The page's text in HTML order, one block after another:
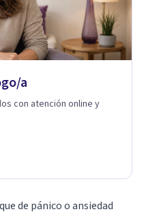
a
con atención online y
de pánico o ansiedad